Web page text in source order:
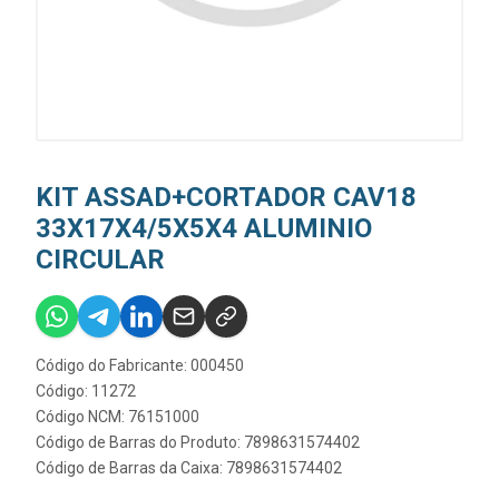
KIT ASSAD+CORTADOR CAV18
33X17X4/5X5X4 ALUMINIO
CIRCULAR
Código do Fabricante: 000450
Código: 11272
Código NCM: 76151000
Código de Barras do Produto: 7898631574402
Código de Barras da Caixa: 7898631574402